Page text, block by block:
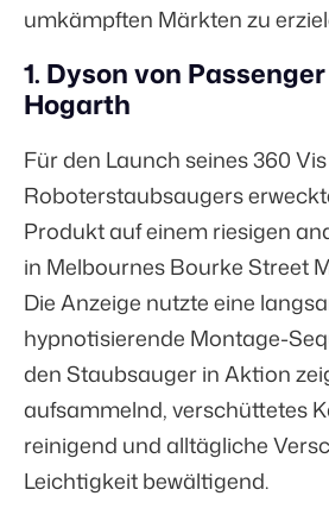
umkämpften Märkten zu
1. Dyson von
Hogarth
Für den Launch seines 360
Roboterstaubsaugers
Produkt auf einem riesigen
in Melbournes Bourke Street
Die Anzeige nutzte eine
hypnotisierende Montage-
den Staubsauger in Aktion
aufsammelnd, verschüttetes
reinigend und alltägliche
Leichtigkeit bewältigend.